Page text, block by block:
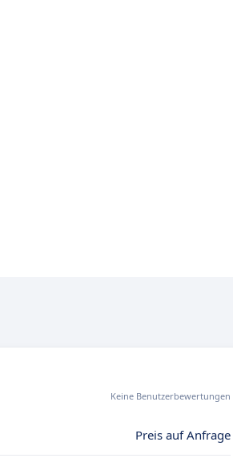
Keine Benutzerbewertungen
Preis auf Anfrage